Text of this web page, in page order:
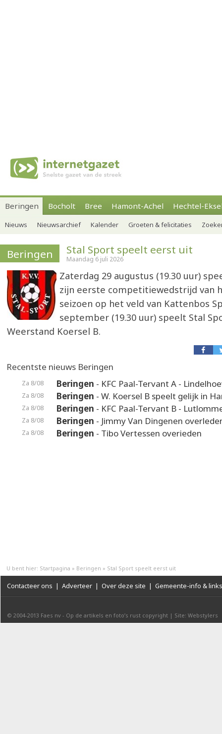
Beringen Bocholt Bree Hamont-Achel Hechtel-
Nieuws Nieuwsarchief Kalender Groeten & felicitaties
Beringen Stal Sport speelt eerst uit
Maandag 6 juli 2026
Zaterdag 29 augustus (19.30 uur)
zijn eerste competitiewedstrijd van
seizoen op het veld van Kattenbos
september (19.30 uur) speelt Stal
Weerstand Koersel B.
Recentste nieuws Beringen
Za 8/08 Beringen - KFC Paal-Tervant A -
Za 8/08 Beringen - W. Koersel B speelt gelijk in
Za 8/08 Beringen - KFC Paal-Tervant B -
Za 8/08 Beringen - Jimmy Van Dingenen
Za 8/08 Beringen - Tibo Vertessen overieden
U bent hier: Startpagina » Beringen » Stal Sport speelt eerst uit
Contacteer ons | Adverteer | Over deze site | Gemeente-info & links
© 2004-2013 Faes nv - Op de artikels en foto’s rust copyright | Site: Webstylers